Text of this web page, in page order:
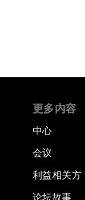
更多内容
中心
会议
利益相关方
论坛故事